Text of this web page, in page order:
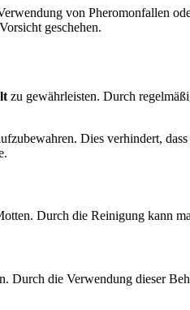
von Pheromonfallen
geschehen.
zu gewährleisten. Durch
Dies verhindert,
Durch die Reinigung kann
die Verwendung dieser